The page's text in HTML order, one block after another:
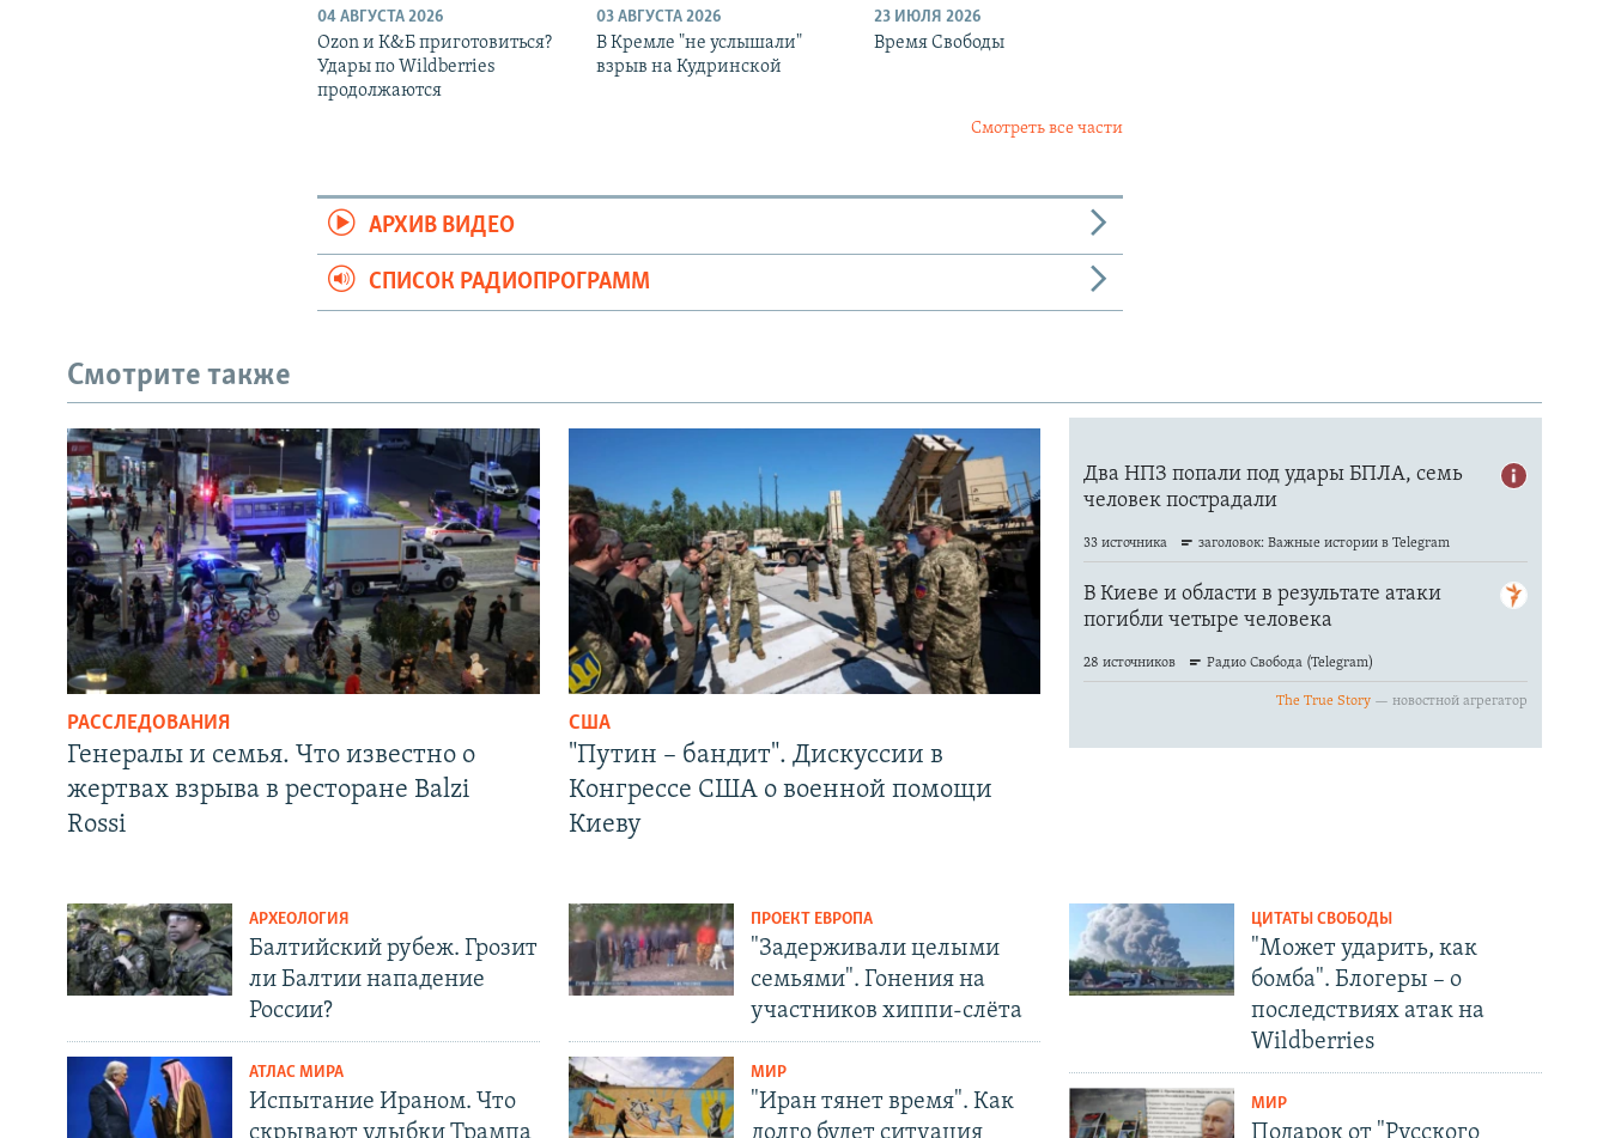
04 АВГУСТА 2026
Ozon и К&Б приготовиться?
Удары по Wildberries
продолжаются
03 АВГУСТА 2026
В Кремле "не услышали"
взрыв на Кудринской
23 ИЮЛЯ 2026
Время Свободы
Смотреть все части
АРХИВ ВИДЕО
СПИСОК РАДИОПРОГРАММ
Смотрите также
РАССЛЕДОВАНИЯ
Генералы и семья. Что известно о
жертвах взрыва в ресторане Balzi
Rossi
США
"Путин – бандит". Дискуссии в
Конгрессе США о военной помощи
Киеву
АРХЕОЛОГИЯ
Балтийский рубеж. Грозит
ли Балтии нападение
России?
АТЛАС МИРА
Испытание Ираном. Что
скрывают улыбки Трампа
ПРОЕКТ ЕВРОПА
"Задерживали целыми
семьями". Гонения на
участников хиппи-слёта
МИР
"Иран тянет время". Как
долго будет ситуация
ЦИТАТЫ СВОБОДЫ
"Может ударить, как
бомба". Блогеры – о
последствиях атак на
Wildberries
МИР
Подарок от "Русского